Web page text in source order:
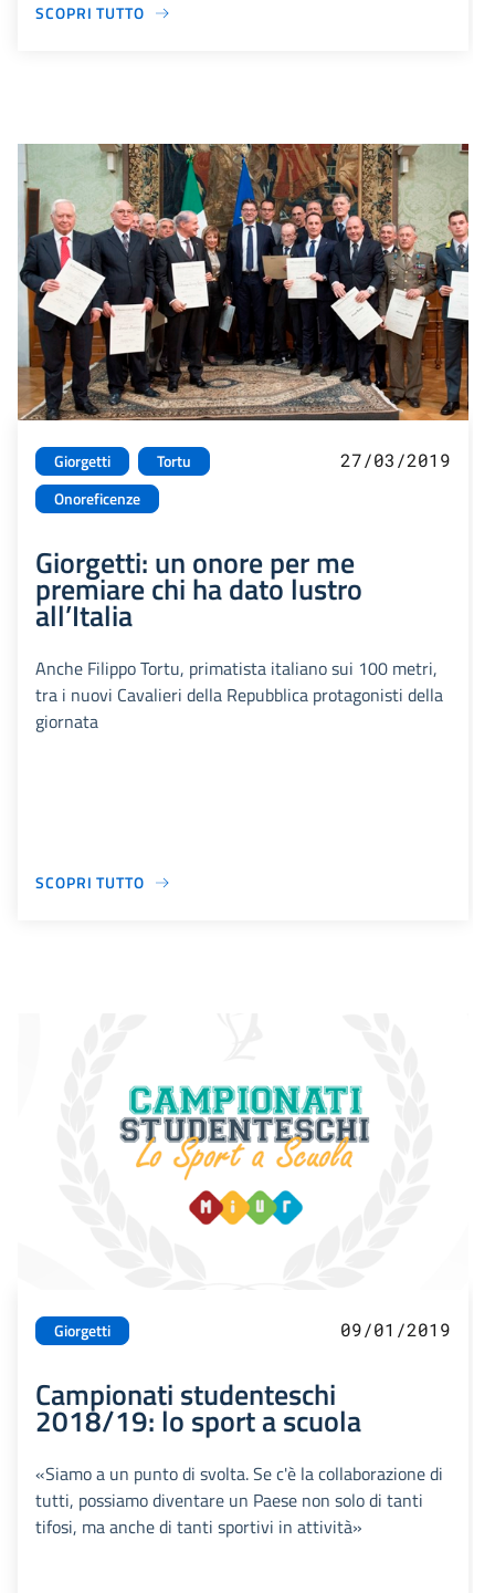
SCOPRI TUTTO
Giorgetti
Tortu
Onoreficenze
27/03/2019
Giorgetti: un onore per me
premiare chi ha dato lustro
all’Italia
Anche Filippo Tortu, primatista italiano sui 100 metri,
tra i nuovi Cavalieri della Repubblica protagonisti della
giornata
SCOPRI TUTTO
Giorgetti 09/01/2019
Campionati studenteschi
2018/19: lo sport a scuola
«Siamo a un punto di svolta. Se c'è la collaborazione di
tutti, possiamo diventare un Paese non solo di tanti
tifosi, ma anche di tanti sportivi in attività»